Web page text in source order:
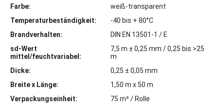
Farbe:
weiß-transparent
Temperaturbeständigkeit:
-40 bis + 80°C
Brandverhalten:
DIN EN 13501-1 / E
sd-Wert
mittel/feuchtvariabel:
7,5 m ± 0,25 mm / 0,25 bis >25
m
Dicke:
0,25 ± 0,05 mm
Breite x Länge:
1,50 m x 50 m
Verpackungseinheit:
75 m² / Rolle